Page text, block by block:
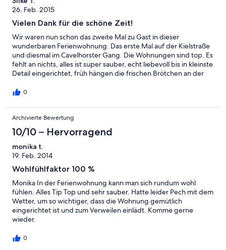
26. Feb. 2015
Vielen Dank für die schöne Zeit!
Wir waren nun schon das zweite Mal zu Gast in dieser
wunderbaren Ferienwohnung. Das erste Mal auf der Kielstraße
und diesmal im Cavelhorster Gang. Die Wohnungen sind top. Es
fehlt an nichts, alles ist super sauber, echt liebevoll bis in kleinste
Detail eingerichtet, früh hängen die frischen Brötchen an der
Auch der Garten - besser geht nicht. Wieck und der ganze
und fast menschenleere Strände.....schöner geht Urlaub nicht.
Wir kommen definitiv wieder. Fam. Neumann und Fam. Thoma
mit den Vierbeinern Evi und Jack
0
Archivierte Bewertung
10/10 – Hervorragend
monika t.
19. Feb. 2014
Wohlfühlfaktor 100 %
Monika In der Ferienwohnung kann man sich rundum wohl
fühlen. Alles Tip Top und sehr sauber. Hatte leider Pech mit dem
Wetter, um so wichtiger, dass die Wohnung gemütlich
eingerichtet ist und zum Verweilen einlädt. Komme gerne
wieder.
0